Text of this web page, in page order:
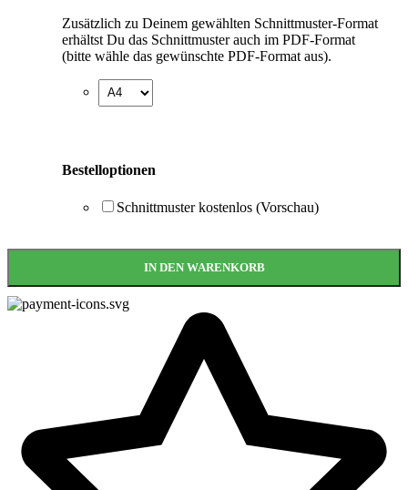
Zusätzlich zu Deinem gewählten Schnittmuster-Format
erhältst Du das Schnittmuster auch im PDF-Format
(bitte wähle das gewünschte PDF-Format aus).
Bestelloptionen
Schnittmuster kostenlos (Vorschau)
IN DEN WARENKORB